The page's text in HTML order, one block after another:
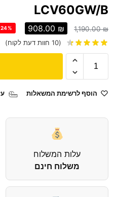
LCV60GW/B
1,190.00₪
908.00 ₪
(
10 חוות דעת לקוח)
הוסף לרשימת המשאלות
עלות המשלוח
משלוח חינם